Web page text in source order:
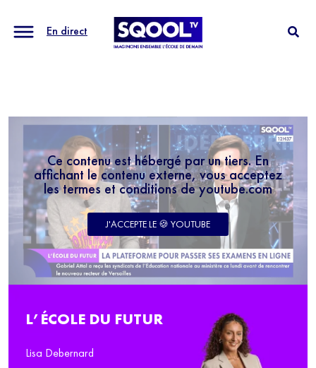
En direct
Ce contenu est hébergé par un tiers. En
affichant le contenu externe, vous acceptez
les termes et conditions de youtube.com
J'ACCEPTE LE 🍪 YOUTUBE
L’ÉCOLE DU FUTUR
Lisa Debernard